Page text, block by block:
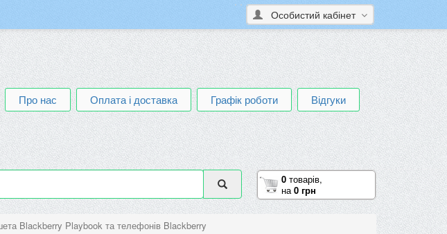
Особистий кабінет
Про нас Оплата і доставка Графік роботи Відгуки
0товарів,
на0 грн
Blackberry Playbook та телефонів Blackberry